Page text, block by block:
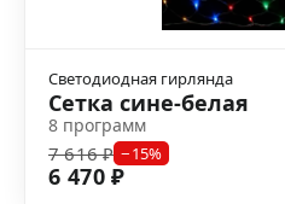
Светодиодная гирлянда
Сетка сине-белая
8 программ
7 616 ₽ −15%
6 470 ₽